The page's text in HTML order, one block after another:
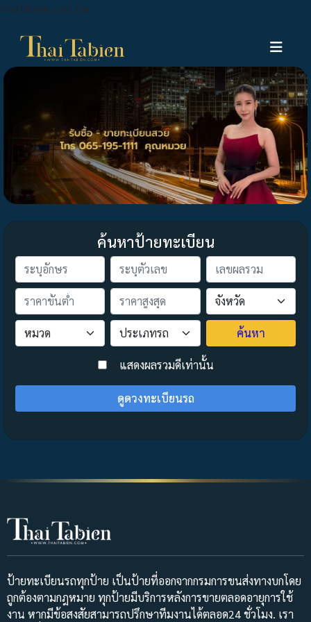
thaitabien.com.har
ค้นหาป้ายทะเบียน
ค้นหา
> แสดงผลรวมดีเท่านั้น
ดูดวงทะเบียนรถ
ป้ายทะเบียนรถทุกป้าย เป็นป้ายที่ออกจากกรมการขนส่งทางบกโดย
ถูกต้องตามกฎหมาย ทุกป้ายมีบริการหลังการขายตลอดอายุการใช้
งาน หากมีข้อสงสัยสามารถปรึกษาทีมงานได้ตลอด24 ชั่วโมง. เรา